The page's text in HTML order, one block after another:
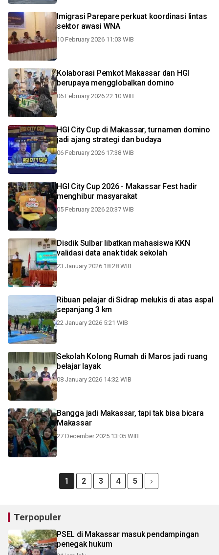
Imigrasi Parepare perkuat koordinasi lintas
sektor awasi WNA
10 February 2026 11:03 WIB
Kolaborasi Pemkot Makassar dan HGI
berupaya mengglobalkan domino
06 February 2026 22:10 WIB
HGI City Cup di Makassar, turnamen domino
jadi ajang strategi dan budaya
06 February 2026 17:38 WIB
HGI City Cup 2026 - Makassar Fest hadir
menghibur masyarakat
05 February 2026 20:37 WIB
Disdik Sulbar libatkan mahasiswa KKN
validasi data anak tidak sekolah
23 January 2026 18:28 WIB
Ribuan pelajar di Sidrap melukis di atas aspal
sepanjang 3 km
22 January 2026 5:21 WIB
Sekolah Kolong Rumah di Maros jadi ruang
belajar layak
08 January 2026 14:32 WIB
Bangga jadi Makassar, tapi tak bisa bicara
Makassar
27 December 2025 13:05 WIB
1 2 3 4 5
Terpopuler
PSEL di Makassar masuk pendampingan
penegak hukum